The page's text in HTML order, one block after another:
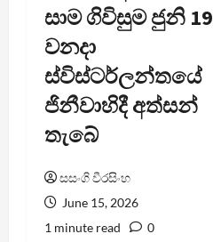
සාම ගිවිසුම ජුනි 19
වනදා
ස්විස්ටර්ලන්තයේ
ජිනීවාහිදී අත්සන්
තැබේ
සසංගි වීරසිංහ
June 15, 2026
1 minute read
0